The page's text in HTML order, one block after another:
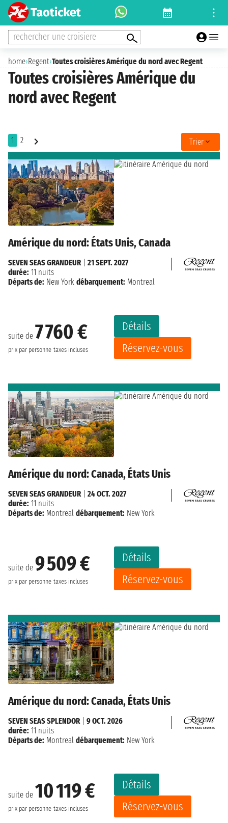
rechercher une croisiere
home›Regent›Toutes croisières Amérique du nord avec Regent
Toutes croisières Amérique du
nord avec Regent
1 2 Trier
Amérique du nord: États Unis, Canada
suite de 7 760 €
prix par personne taxes incluses
Détails
Réservez-vous
SEVEN SEAS GRANDEUR
21 SEPT. 2027
durée: 11 nuits
Départs de: New York débarquement: Montreal
Amérique du nord: Canada, États Unis
suite de 9 509 €
prix par personne taxes incluses
Détails
Réservez-vous
SEVEN SEAS GRANDEUR| 24 OCT. 2027
durée: 11 nuits
Départs de: Montreal débarquement: New York
Amérique du nord: Canada, États Unis
suite de 10 119 €
prix par personne taxes incluses
Détails
Réservez-vous
SEVEN SEAS SPLENDOR| 9 OCT. 2026
durée: 11 nuits
Départs de: Montreal débarquement: New York